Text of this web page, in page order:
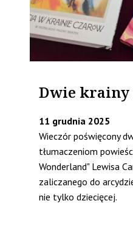
Dwie krainy
11 grudnia 2025
Wieczór poświęcony
tłumaczeniom
Wonderland" Lewisa
zaliczanego do
nie tylko dziecięcej.